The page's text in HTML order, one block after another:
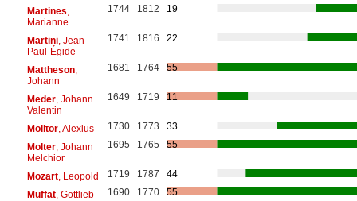
Martines
Marianne
1744 1812 19
Martini, Jean-
Paul-Égide
1741 1816 22
Mattheson,
Johann
1681 1764 55
Meder, Johann
Valentin
1649 1719 11
Molitor, Alexius 1730 1773
33
Molter, Johann
Melchior
1695 1765 55
Mozart, Leopold 1719 1787
44
Muffat, Gottlieb 1690 1770
55